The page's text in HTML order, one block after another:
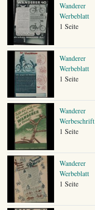
Wanderer
Werbeblatt
1 Seite
Wanderer
Werbeblatt
1 Seite
Wanderer
Werbeschrift
1 Seite
Wanderer
Werbeblatt
1 Seite